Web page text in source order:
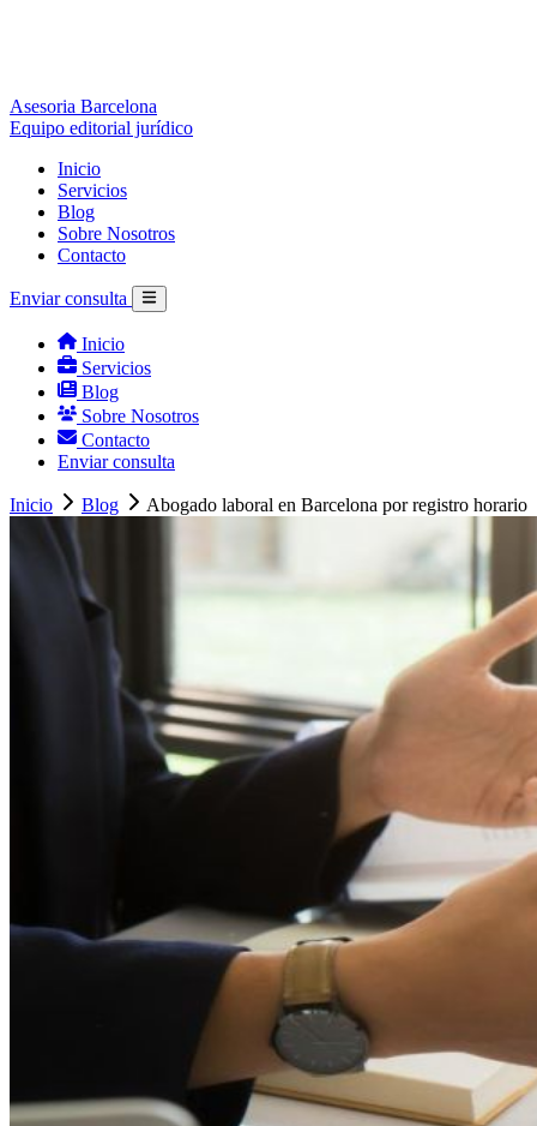
Asesoria Barcelona
Equipo editorial jurídico
Inicio
Servicios
Blog
Sobre Nosotros
Contacto
Enviar consulta
Inicio
Servicios
Blog
Sobre Nosotros
Contacto
Enviar consulta
Inicio Blog Abogado laboral en Barcelona por registro horario